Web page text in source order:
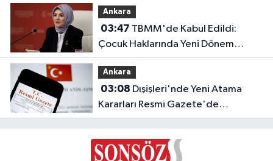
Ankara
03:47
Çocuk Haklarında Yeni Dönem
Başlıyor!
Ankara
03:08
Kararları Resmi Gazete'de
Yayımlandı